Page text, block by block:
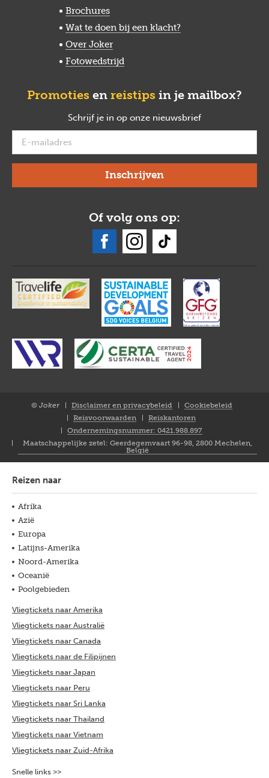
Brochures
Wat te doen bij een klacht?
Over Joker
Fotowedstrijd
Promoties en reistips in je mailbox?
Schrijf je in op onze nieuwsbrief
Of volg ons op:
© Joker
Disclaimer en privacybeleid
Cookiebeleid
Reisvoorwaarden
Reiskantoren
Ondernemingsnummer: 0421.988.897
Maatschappelijke zetel: Geerdegemvaart 96-98, 2800 Mechelen,
België
Reizen naar
Afrika
Azië
Europa
Latijns-Amerika
Noord-Amerika
Oceanië
Poolgebieden
Vliegtickets naar Amerika
Vliegtickets naar Australië
Vliegtickets naar Canada
Vliegtickets naar de Filipijnen
Vliegtickets naar Japan
Vliegtickets naar Peru
Vliegtickets naar Sri Lanka
Vliegtickets naar Thailand
Vliegtickets naar Vietnam
Vliegtickets naar Zuid-Afrika
Snelle links >>